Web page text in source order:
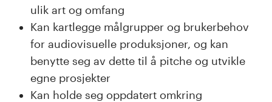
ulik art og omfang
Kan kartlegge målgrupper og brukerbehov
for audiovisuelle produksjoner, og kan
benytte seg av dette til å pitche og utvikle
egne prosjekter
Kan holde seg oppdatert omkring